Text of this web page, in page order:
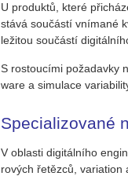
U pro­duk­tů, které
stává sou­čás­tí vní­ma­né
le­ži­tou sou­čás­tí
S ros­tou­cí­mi po­ža­dav­ky
ware a si­mu­la­ce
Specializované
V ob­las­ti di­gi­tál­ní­ho
ro­vých ře­těz­ců, va­ri­ati­on